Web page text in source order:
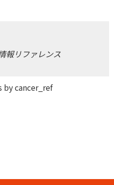
報リファレンス
by cancer_ref